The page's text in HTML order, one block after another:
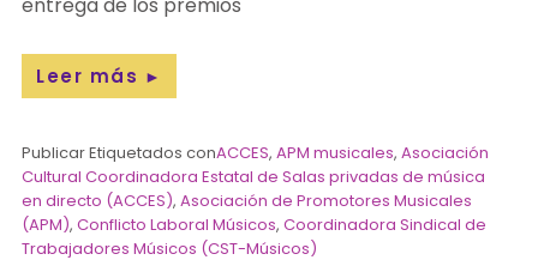
Leer más ►
Publicar Etiquetados conACCES,APM musicales,Asociación
Cultural Coordinadora Estatal de Salas privadas de música
en directo (ACCES),Asociación de Promotores Musicales
(APM),Conflicto Laboral Músicos,Coordinadora Sindical de
Trabajadores Músicos (CST-Músicos)